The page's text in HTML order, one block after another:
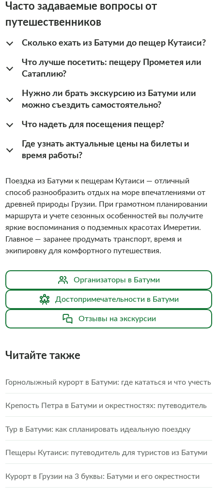
Часто задаваемые вопросы от
путешественников
Сколько ехать из Батуми до пещер Кутаиси?
Что лучше посетить: пещеру Прометея или
Сатаплию?
Нужно ли брать экскурсию из Батуми или
можно съездить самостоятельно?
Что надеть для посещения пещер?
Где узнать актуальные цены на билеты и
время работы?
Поездка из Батуми к пещерам Кутаиси — отличный
способ разнообразить отдых на море впечатлениями от
древней природы Грузии. При грамотном планировании
маршрута и учете сезонных особенностей вы получите
яркие воспоминания о подземных красотах Имеретии.
Главное — заранее продумать транспорт, время и
экипировку для комфортного путешествия.
Организаторы в Батуми
Достопримечательности в Батуми
Отзывы на экскурсии
Читайте также
Горнолыжный курорт в Батуми: где кататься и что учесть
Крепость Петра в Батуми и окрестностях: путеводитель
Тур в Батуми: как спланировать идеальную поездку
Пещеры Кутаиси: путеводитель для туристов из Батуми
Курорт в Грузии на 3 буквы: Батуми и его окрестности